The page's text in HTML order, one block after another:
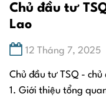
Chủ đầu tư
Lao
12 Tháng 7, 2025
Chủ đầu tư TSQ -
1. Giới thiệu tổng